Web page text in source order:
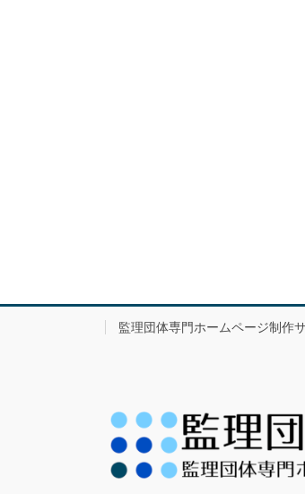
監理団体専門ホームページ制作